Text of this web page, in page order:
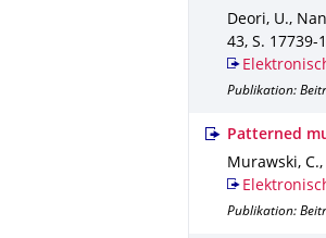
Deori, U.,
43, S. 17739-
Publikation:
Patterned
Murawski, C.,
Publikation: